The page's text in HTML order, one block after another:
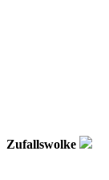
Zufallswolke